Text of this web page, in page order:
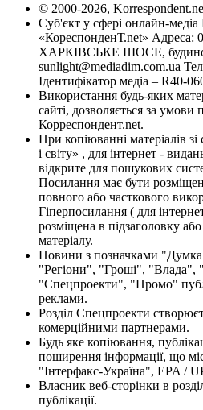
© 2000-2026,
Суб'єкт у сфері онлайн-
«КореспонденТ.net» Адреса:
ХАРКІВСЬКЕ ШОСЕ,
sunlight@mediadim.com.ua
Ідентифікатор медіа – R40-
Використання будь-яких
сайті, дозволяється за умови
Корреспондент.net.
При копіюванні матеріалів
і світу» , для інтернет -
відкрите для пошукових
Посилання має бути
повного або часткового
Гіперпосилання ( для
розміщена в підзаголовку
матеріалу.
Новини з позначками
"Регіони", "Гроші", "Влада",
"Спецпроекти", "Промо"
реклами.
Розділ Спецпроекти
комерційними партнерами.
Будь яке копіювання,
поширення інформації, що
"Інтерфакс-Україна", EPA /
Власник веб-сторінки в
публікації.